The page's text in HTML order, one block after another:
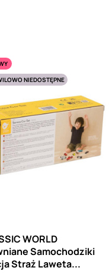
NIEDOSTĘPNE
WORLD
Samochodziki
Straż Laweta...